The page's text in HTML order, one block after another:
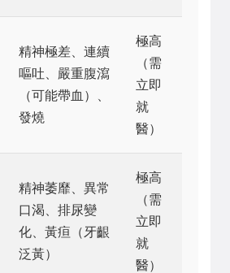
精神極差、連續
嘔吐、嚴重腹瀉
（可能帶血）、
發燒
極高
（需
立即
就
醫）
精神萎靡、異常
口渴、排尿變
化、黃疸（牙齦
泛黃）
極高
（需
立即
就
醫）